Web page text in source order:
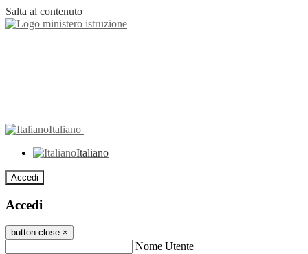
Salta al contenuto
Italiano
Italiano
Accedi
Accedi
button close ×
Nome Utente